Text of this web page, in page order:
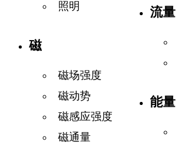
照明
磁
磁场强度
磁动势
磁感应强度
磁通量
流量
能量